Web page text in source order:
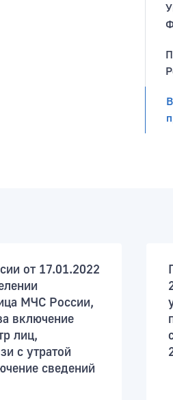
от 17.01.2022
МЧС России,
включение
лиц,
с утратой
сведений